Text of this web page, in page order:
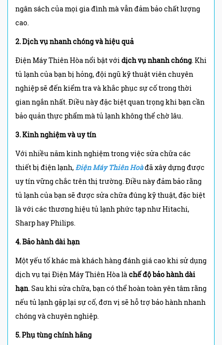
ngân sách của mọi gia đình mà vẫn đảm bảo chất lượng
cao.
2. Dịch vụ nhanh chóng và hiệu quả
Điện Máy Thiên Hòa nổi bật với dịch vụ nhanh chóng. Khi
tủ lạnh của bạn bị hỏng, đội ngũ kỹ thuật viên chuyên
nghiệp sẽ đến kiểm tra và khắc phục sự cố trong thời
gian ngắn nhất. Điều này đặc biệt quan trọng khi bạn cần
bảo quản thực phẩm mà tủ lạnh không thể chờ lâu.
3. Kinh nghiệm và uy tín
Với nhiều năm kinh nghiệm trong việc sửa chữa các
thiết bị điện lạnh, Điện Máy Thiên Hoàđã xây dựng được
uy tín vững chắc trên thị trường. Điều này đảm bảo rằng
tủ lạnh của bạn sẽ được sửa chữa đúng kỹ thuật, đặc biệt
là với các thương hiệu tủ lạnh phức tạp như Hitachi,
Sharp hay Philips.
4. Bảo hành dài hạn
Một yếu tố khác mà khách hàng đánh giá cao khi sử dụng
dịch vụ tại Điện Máy Thiên Hòa là chế độ bảo hành dài
hạn. Sau khi sửa chữa, bạn có thể hoàn toàn yên tâm rằng
nếu tủ lạnh gặp lại sự cố, đơn vị sẽ hỗ trợ bảo hành nhanh
chóng và chuyên nghiệp.
5. Phụ tùng chính hãng